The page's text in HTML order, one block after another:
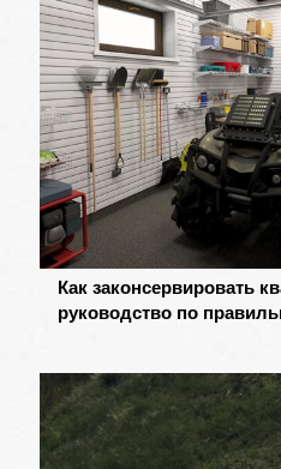
Как законсервировать
руководство по